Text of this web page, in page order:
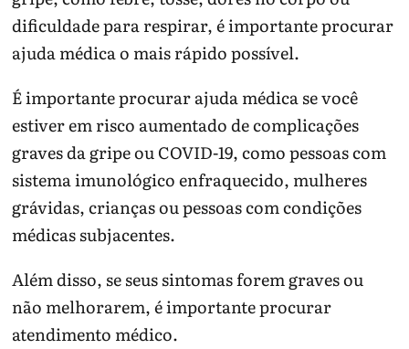
dificuldade para respirar, é importante procurar
ajuda médica o mais rápido possível.
É importante procurar ajuda médica se você
estiver em risco aumentado de complicações
graves da gripe ou COVID-19, como pessoas com
sistema imunológico enfraquecido, mulheres
grávidas, crianças ou pessoas com condições
médicas subjacentes.
Além disso, se seus sintomas forem graves ou
não melhorarem, é importante procurar
atendimento médico.